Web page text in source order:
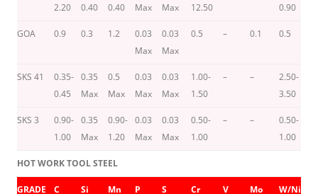
2.20
0.40
0.40
Max
Max
12.50
0.90
GOA 0.9 0.3 1.2
0.03
Max
0.03
Max
0.5 – 0.1 0.5
SKS 41
0.35-
0.45
0.35
Max
0.5
Max
0.03
Max
0.03
Max
1.00-
1.50
– –
2.50-
3.50
SKS 3
0.90-
1.00
0.35
Max
0.90-
1.20
0.03
Max
0.03
Max
0.50-
1.00
– –
0.50-
1.00
HOT WORK TOOL STEEL
GRADE C Si Mn P S Cr V Mo W/Ni